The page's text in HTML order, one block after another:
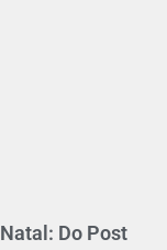
Do Post